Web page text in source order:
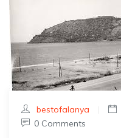
bestofalanya
0 Comments